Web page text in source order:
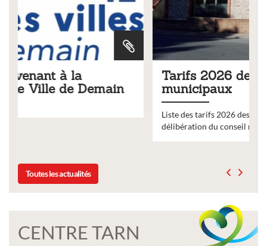
Tarifs 2026 des services
municipaux
Liste des tarifs 2026 des services municipaux,
délibération du conseil municipal du 19 décembre 2025
Toutes les actualités
CENTRE TARN